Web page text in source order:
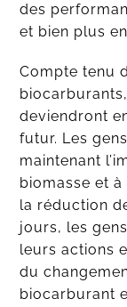
des
et bien plus
Compte tenu
deviendront
futur. Les
maintenant
biomasse et
la réduction
jours, les
leurs actions
du
biocarburant